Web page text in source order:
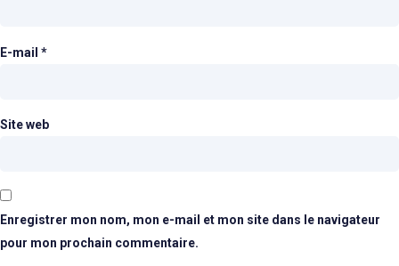
E-mail *
Site web
Enregistrer mon nom, mon e-mail et mon site dans le navigateur
pour mon prochain commentaire.